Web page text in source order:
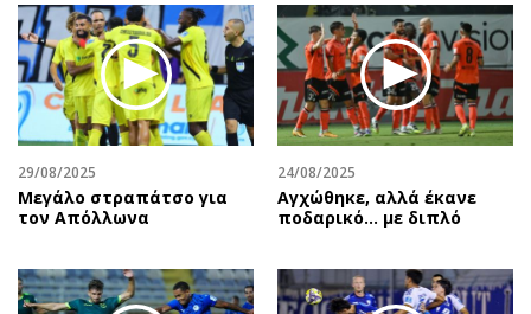
29/08/2025
Μεγάλο στραπάτσο για
τον Απόλλωνα
24/08/2025
Αγχώθηκε, αλλά έκανε
ποδαρικό… με διπλό